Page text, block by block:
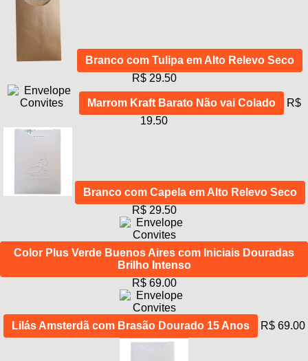
Branco com Tulipa em Alto Relevo Seco
R$ 29.50
Marrom Kraft Barato Não vai Colado
R$
19.50
Branco com Capela em Alto Relevo Seco
R$ 29.50
Color Plus Verde Buenos Aires com Iniciais Douradas
Brilho Intenso
R$ 69.00
Lilás Amsterdã com Brasão Dourado 15 Anos R$ 69.00